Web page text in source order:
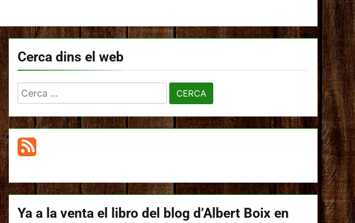
Cerca dins el web
Cerca:
Ya a la venta el libro del blog d’Albert Boix en